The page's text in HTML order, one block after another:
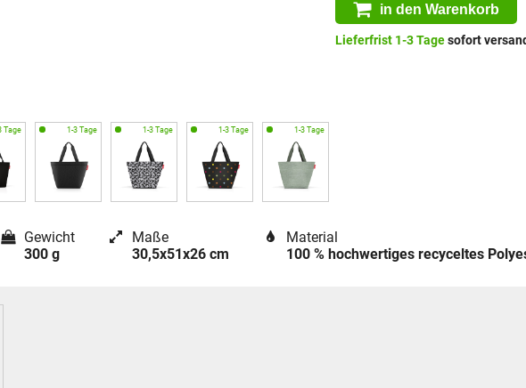
in den Warenkorb
Lieferfrist 1-3 Tagesofort
Gewicht
300 g
Maße
30,5x51x26 cm
Material
100 % hochwertiges recyceltes